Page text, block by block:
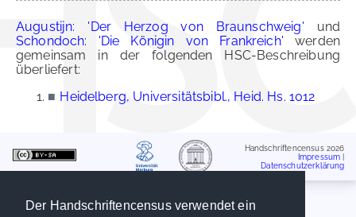
Der Handschriftencensus verwendet ein
Augustijn: 'Der Herzog von Braunschweig' und
Schondoch: 'Die Königin von Frankreich' werden
gemeinsam in der folgenden HSC-Beschreibung
überliefert:
■ Heidelberg, Universitätsbibl., Heid. Hs. 1012
Handschriftencensus 2026
Impressum
Datenschutzerklärung